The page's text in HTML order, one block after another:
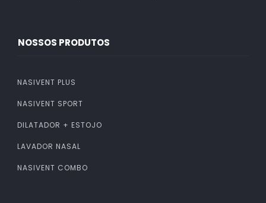
NOSSOS PRODUTOS
NASIVENT PLUS
NASIVENT SPORT
DILATADOR + ESTOJO
LAVADOR NASAL
NASIVENT COMBO